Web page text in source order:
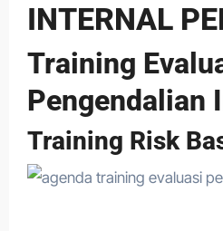
INTERNAL
Training
Pengendalian
Training Risk